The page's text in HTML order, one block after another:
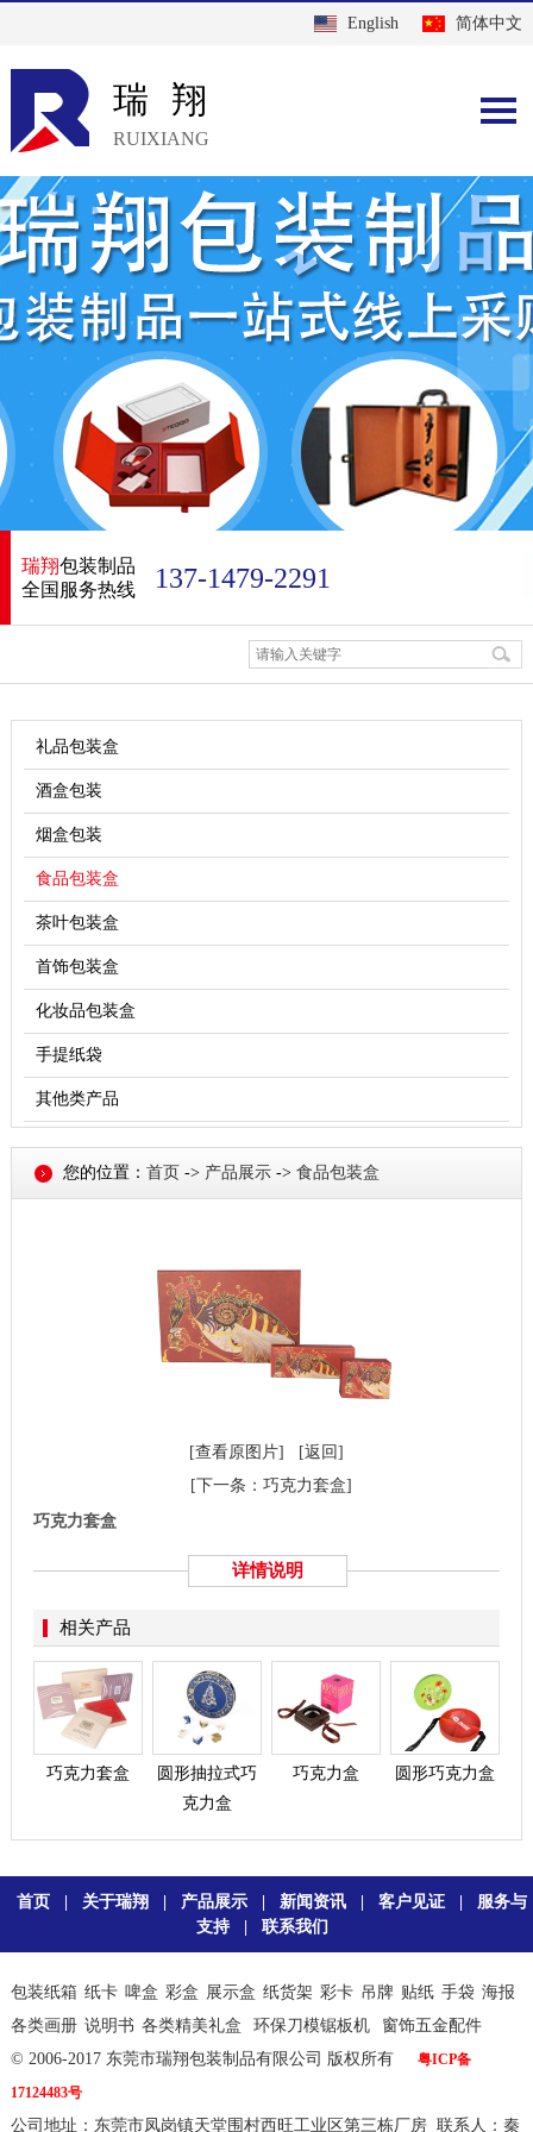
English 简体中文
瑞翔
RUIXIANG
瑞翔包装制品
全国服务热线
137-1479-2291
礼品包装盒
酒盒包装
烟盒包装
食品包装盒
茶叶包装盒
首饰包装盒
化妆品包装盒
手提纸袋
其他类产品
您的位置： 首页 -> 产品展示-> 食品包装盒
[查看原图片]
[返回]
[下一条：巧克力套盒]
巧克力套盒
详情说明
相关产品
巧克力套盒
圆形抽拉式巧
克力盒
巧克力盒 圆形巧克力盒
首页 关于瑞翔 产品展示 新闻资讯 客户见证
服务与
支持
联系我们
包装纸箱 纸卡 啤盒 彩盒 展示盒 纸货架 彩卡 吊牌 贴纸 手袋 海报
各类画册 说明书 各类精美礼盒 环保刀模锯板机
窗饰五金配件
© 2006-2017 东莞市瑞翔包装制品有限公司 版权所有 粤ICP备
17124483号
公司地址：东莞市凤岗镇天堂围村西旺工业区第三栋厂房 联系人：秦